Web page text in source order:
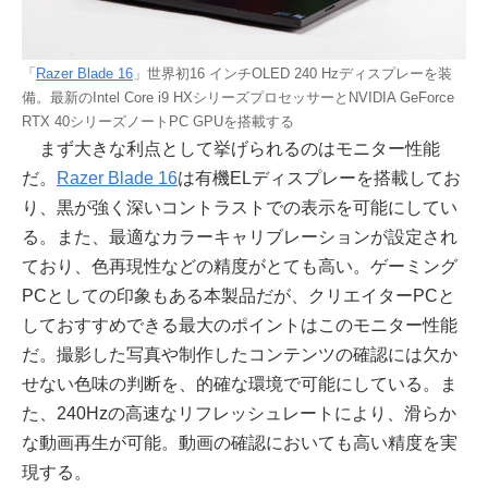
「Razer Blade 16 」世界初16 インチOLED 240 Hzディスプレーを装
備。最新のIntel Core i9 HXシリーズプロセッサーとNVIDIA GeForce
RTX 40シリーズノートPC GPUを搭載する
まず大きな利点として挙げられるのはモニター性能
だ。
Razer Blade 16は有機ELディスプレーを搭載してお
り、黒が強く深いコントラストでの表示を可能にしてい
る。また、最適なカラーキャリブレーションが設定され
ており、色再現性などの精度がとても高い。ゲーミング
PCとしての印象もある本製品だが、クリエイターPCと
しておすすめできる最大のポイントはこのモニター性能
だ。撮影した写真や制作したコンテンツの確認には欠か
せない色味の判断を、的確な環境で可能にしている。ま
た、240Hzの高速なリフレッシュレートにより、滑らか
な動画再生が可能。動画の確認においても高い精度を実
現する。